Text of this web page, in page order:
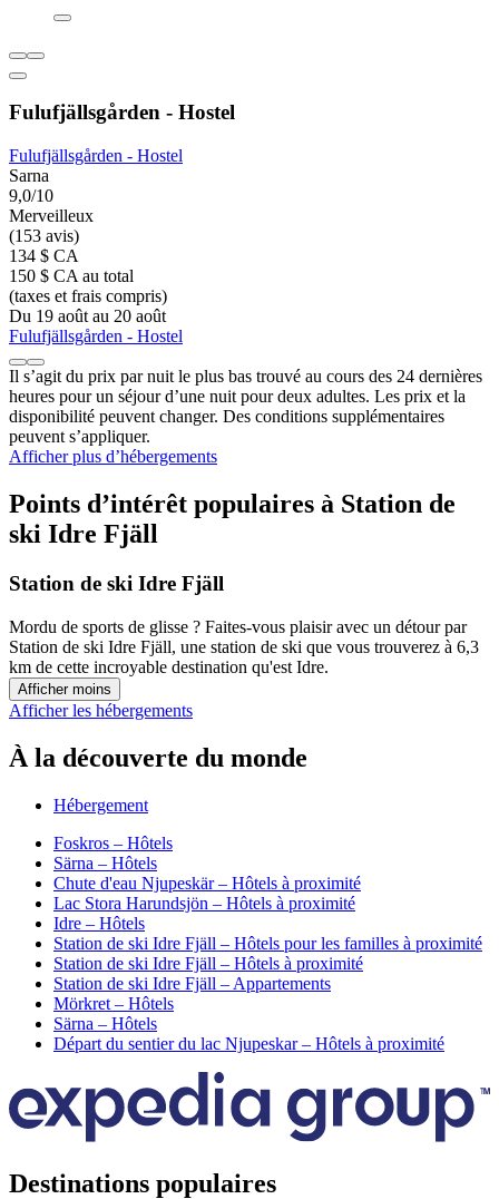
Fulufjällsgården - Hostel
Fulufjällsgården - Hostel
Sarna
9,0/10
Merveilleux
(153 avis)
134 $ CA
150 $ CA au total
(taxes et frais compris)
Du 19 août au 20 août
Fulufjällsgården - Hostel
Il s’agit du prix par nuit le plus bas trouvé au cours des 24 dernières
heures pour un séjour d’une nuit pour deux adultes. Les prix et la
disponibilité peuvent changer. Des conditions supplémentaires
peuvent s’appliquer.
Afficher plus d’hébergements
Points d’intérêt populaires à Station de
ski Idre Fjäll
Station de ski Idre Fjäll
Mordu de sports de glisse ? Faites-vous plaisir avec un détour par
Station de ski Idre Fjäll, une station de ski que vous trouverez à 6,3
km de cette incroyable destination qu'est Idre.
Afficher moins
Afficher les hébergements
À la découverte du monde
Hébergement
Foskros – Hôtels
Särna – Hôtels
Chute d'eau Njupeskär – Hôtels à proximité
Lac Stora Harundsjön – Hôtels à proximité
Idre – Hôtels
Station de ski Idre Fjäll – Hôtels pour les familles à proximité
Station de ski Idre Fjäll – Hôtels à proximité
Station de ski Idre Fjäll – Appartements
Mörkret – Hôtels
Särna – Hôtels
Départ du sentier du lac Njupeskar – Hôtels à proximité
Destinations populaires